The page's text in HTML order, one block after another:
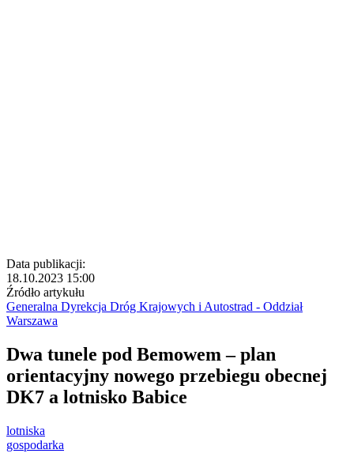
Data publikacji:
18.10.2023 15:00
Źródło artykułu
Generalna Dyrekcja Dróg Krajowych i Autostrad - Oddział
Warszawa
Dwa tunele pod Bemowem – plan
orientacyjny nowego przebiegu obecnej
DK7 a lotnisko Babice
lotniska
gospodarka